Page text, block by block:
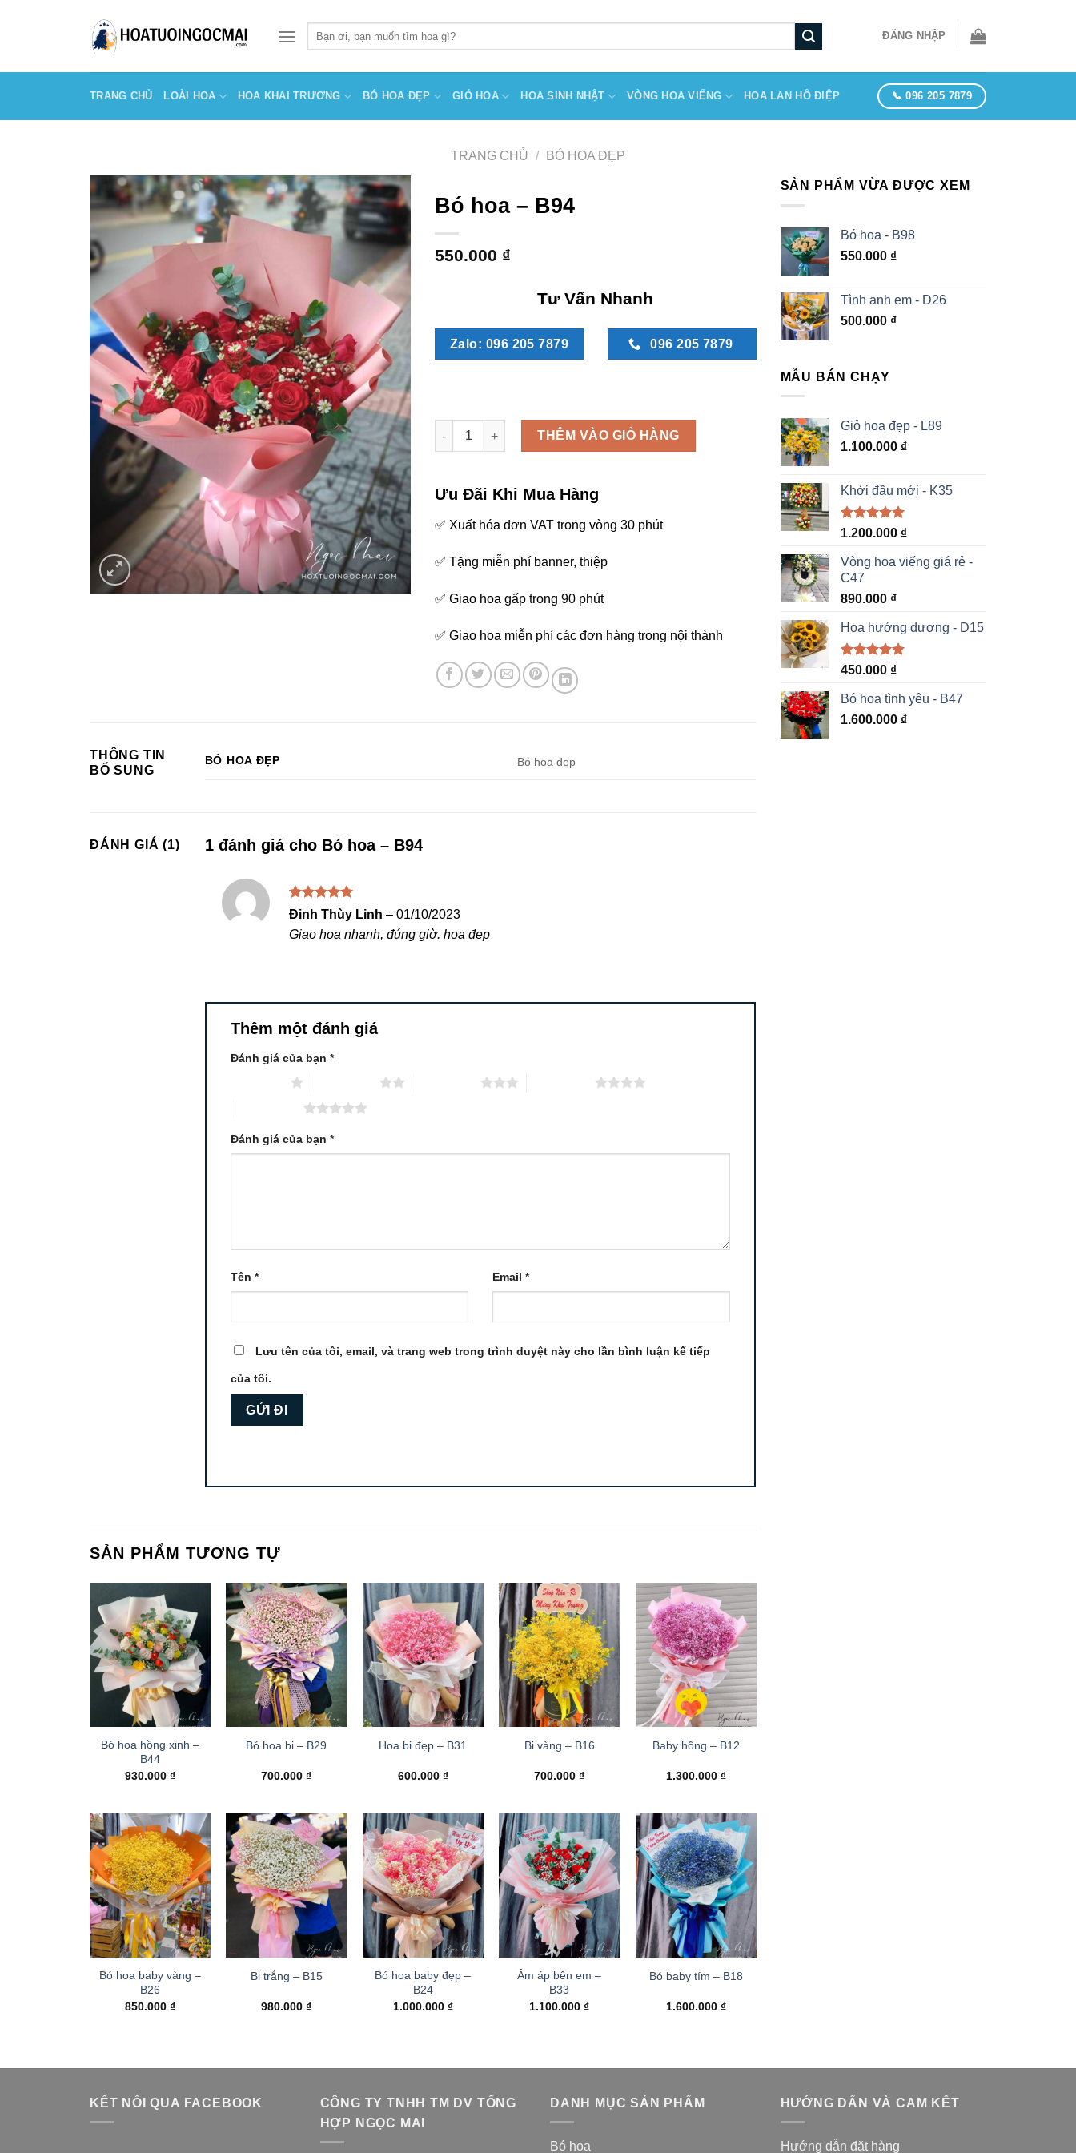
kiếm:
ĐĂNG NHẬP
TRANG CHỦ LOÀI HOA HOA KHAI TRƯƠNG BÓ HOA ĐẸP GIỎ HOA HOA SINH NHẬT VÒNG HOA VIẾNG HOA LAN HỒ ĐIỆP 📞 096 205 7879
TRANG CHỦ / BÓ HOA ĐẸP
Bó hoa – B94
550.000 ₫
Tư Vấn Nhanh
Zalo: 096 205 7879 096 205 7879
Bó hoa - B94 số lượng
THÊM VÀO GIỎ HÀNG
Ưu Đãi Khi Mua Hàng
✅ Xuất hóa đơn VAT trong vòng 30 phút
✅ Tặng miễn phí banner, thiệp
✅ Giao hoa gấp trong 90 phút
✅ Giao hoa miễn phí các đơn hàng trong nội thành
THÔNG TIN
BỔ SUNG
BÓ HOA ĐẸP Bó hoa đẹp
ĐÁNH GIÁ (1) 1 đánh giá cho Bó hoa – B94
Được xếp
sao
Đinh Thùy Linh – 01/10/2023
Giao hoa nhanh, đúng giờ. hoa đẹp
Thêm một đánh giá
Đánh giá của bạn *
Đánh giá của bạn *
Tên * Email*
Lưu tên của tôi, email, và trang web trong trình duyệt này cho lần bình luận kế tiếp
của tôi.
SẢN PHẨM TƯƠNG TỰ
Bó hoa hồng xinh –
B44
930.000 ₫
Bó hoa bi – B29
700.000₫
Hoa bi đẹp – B31
600.000 ₫
Bi vàng – B16
700.000₫
Baby hồng – B12
1.300.000 ₫
Bó hoa baby vàng –
B26
850.000 ₫
Bi trắng – B15
980.000₫
Bó hoa baby đẹp –
B24
1.000.000 ₫
Âm áp bên em –
B33
1.100.000₫
Bó baby tím – B18
1.600.000 ₫
SẢN PHẨM VỪA ĐƯỢC XEM
Bó hoa - B98
550.000 ₫
Tình anh em - D26
500.000 ₫
MẪU BÁN CHẠY
Giỏ hoa đẹp - L89
1.100.000 ₫
Khởi đầu mới - K35
Được xếp
5 sao
1.200.000 ₫
Vòng hoa viếng giá rẻ -
C47
890.000 ₫
Hoa hướng dương - D15
Được xếp
5 sao
450.000 ₫
Bó hoa tình yêu - B47
1.600.000 ₫
KẾT NỐI QUA FACEBOOK
CÔNG TY TNHH TM DV TỔNG
HỢP NGỌC MAI
DANH MỤC SẢN PHẨM
Bó hoa
HƯỚNG DẨN VÀ CAM KẾT
Hướng dẫn đặt hàng